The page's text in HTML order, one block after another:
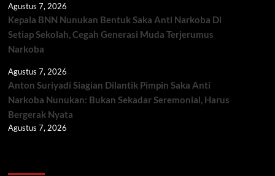
Agustus 7, 2026
Kepala BNN Nunukan Bentuk Saka Anti Narkoba Di
Setiap Sekolah, Cegah Generasi Muda Terjerumus
Narkoba
Agustus 7, 2026
Anton Suriyadi Siagian Dilantik Pimpin Saka Anti
Narkoba Nunukan: Bukan Sekadar Seremonial, Harus
Bergerak Nyata
Agustus 7, 2026